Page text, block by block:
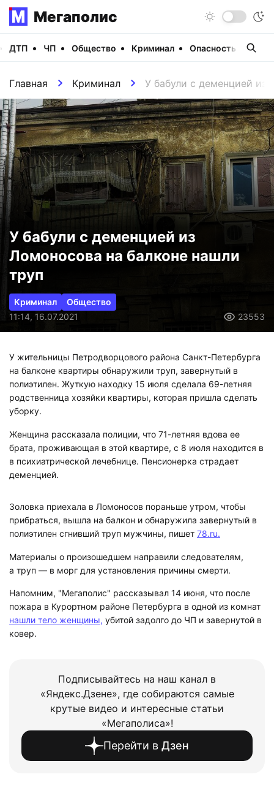
Мегаполис
ДТП ЧП Общество Криминал Опасность
Главная Криминал У бабули с деменцией из
У бабули с деменцией из
Ломоносова на балконе нашли
труп
Криминал
Общество
11:14, 16.07.2021
23553
У жительницы Петродворцового района Санкт-Петербурга
на балконе квартиры обнаружили труп, завернутый в
полиэтилен. Жуткую находку 15 июля сделала 69-летняя
родственница хозяйки квартиры, которая пришла сделать
уборку.
Женщина рассказала полиции, что 71-летняя вдова ее
брата, проживающая в этой квартире, с 8 июля находится в
в психиатрической лечебнице. Пенсионерка страдает
деменцией.
Золовка приехала в Ломоносов пораньше утром, чтобы
прибраться, вышла на балкон и обнаружила завернутый в
полиэтилен сгнивший труп мужчины, пишет 78.ru.
Материалы о произошедшем направили следователям,
а труп — в морг для установления причины смерти.
Напомним, "Мегаполис" рассказывал 14 июня, что после
пожара в Курортном районе Петербурга в одной из комнат
нашли тело женщины, убитой задолго до ЧП и завернутой в
ковер.
Подписывайтесь на наш канал в
«Яндекс.Дзене», где собираются самые
крутые видео и интересные статьи
«Мегаполиса»!
Перейти в Дзен